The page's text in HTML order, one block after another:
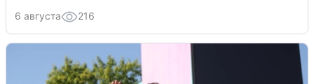
6 августа 216